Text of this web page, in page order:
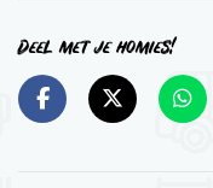
Deel met je homies!